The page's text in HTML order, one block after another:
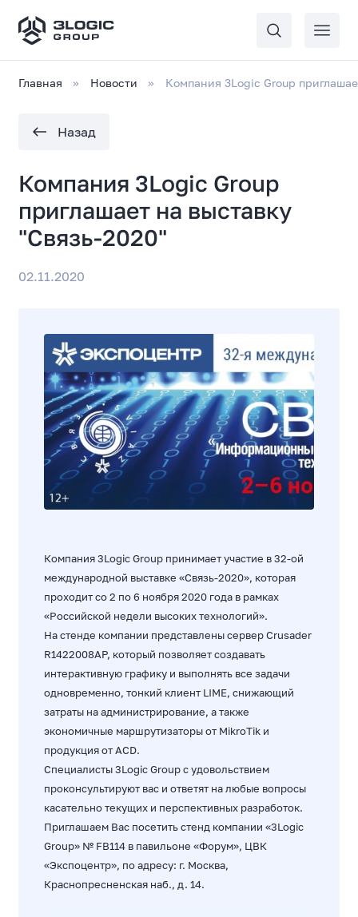
Главная Новости Компания 3Logic Group
Назад
Компания 3Logic Group
приглашает на выставку
"Связь-2020"
02.11.2020
Компания 3Logic Group принимает участие в 32-ой
международной выставке «Связь-2020», которая
проходит со 2 по 6 ноября 2020 года в рамках
«Российской недели высоких технологий».
На стенде компании представлены сервер Crusader
R1422008AP, который позволяет создавать
интерактивную графику и выполнять все задачи
одновременно, тонкий клиент LIME, снижающий
затраты на администрирование, а также
экономичные маршрутизаторы от MikroTik и
продукция от ACD.
Специалисты 3Logic Group с удовольствием
проконсультируют вас и ответят на любые вопросы
касательно текущих и перспективных разработок.
Приглашаем Вас посетить стенд компании «3Logic
Group» № FB114 в павильоне «Форум», ЦВК
«Экспоцентр», по адресу: г. Москва,
Краснопресненская наб., д. 14.